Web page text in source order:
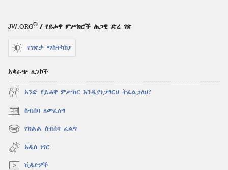
JW.ORG® / የይሖዋ ምሥክሮች ሕጋዊ ድረ ገጽ
የገጽታ ማስተካከያ
አቋራጭ ሊንኮች
አንድ የይሖዋ ምሥክር እንዲያነጋግርህ ትፈልጋለህ?
ስብሰባ ለመፈለግ
(አዲስ
ዊንዶው
ክፈት)
የክልል ስብሰባ ፈልግ
(አዲስ
ዊንዶው
ክፈት)
አዲስ ነገር
ቪዲዮዎች